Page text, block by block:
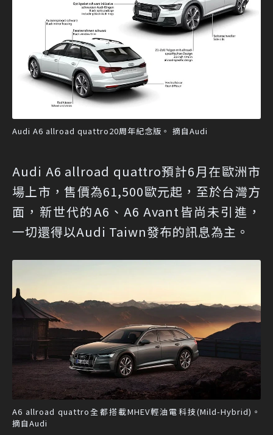
Audi A6 allroad quattro20周年紀念版。 摘自Audi
Audi A6 allroad quattro預計6月在歐洲市
場上市，售價為61,500歐元起，至於台灣方
面，新世代的A6、A6 Avant皆尚未引進，
一切還得以Audi Taiwn發布的訊息為主。
A6 allroad quattro全都搭載MHEV輕油電科技(Mild-Hybrid)。
摘自Audi